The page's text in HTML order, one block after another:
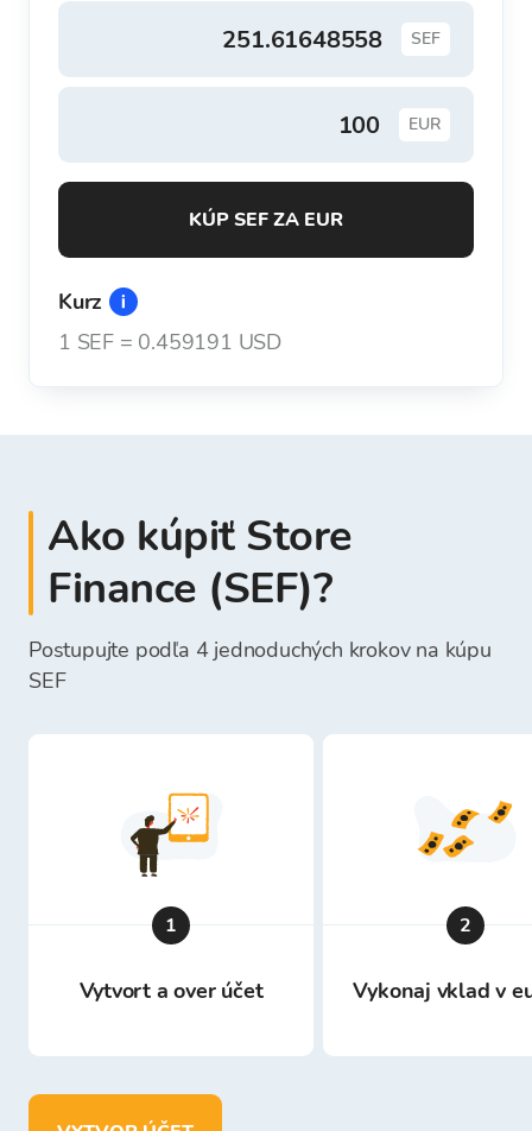
SEF
EUR
KÚP SEF ZA EUR
Kurz
1 SEF = 0.459191 USD
Ako kúpiť Store
Finance (SEF)?
Postupujte podľa 4 jednoduchých krokov na kúpu
SEF
1
Vytvort a over účet
2
Vykonaj vklad v